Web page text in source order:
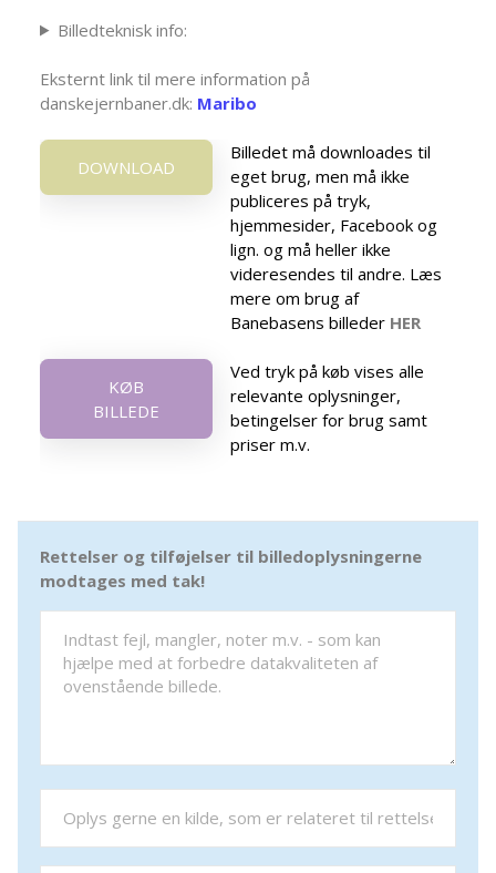
Billedteknisk info:
Eksternt link til mere information på
danskejernbaner.dk: Maribo
DOWNLOAD
Billedet må downloades til
eget brug, men må ikke
publiceres på tryk,
hjemmesider, Facebook og
lign. og må heller ikke
videresendes til andre. Læs
mere om brug af
Banebasens billeder HER
KØB
BILLEDE
Ved tryk på køb vises alle
relevante oplysninger,
betingelser for brug samt
priser m.v.
Rettelser og tilføjelser til billedoplysningerne
modtages med tak!